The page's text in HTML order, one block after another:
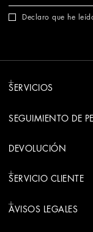
Declaro que he
SERVICIOS
SEGUIMIENTO DE
DEVOLUCIÓN
SERVICIO CLIENTE
AVISOS LEGALES